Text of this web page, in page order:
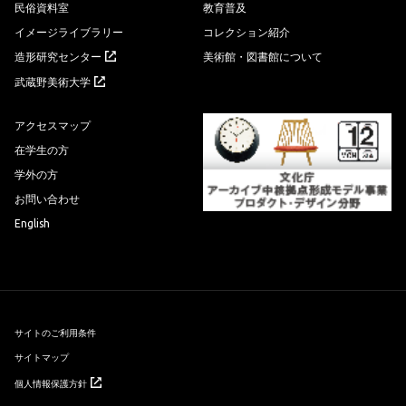
民俗資料室
イメージライブラリー
造形研究センター
武蔵野美術大学
教育普及
コレクション紹介
美術館・図書館について
アクセスマップ
在学生の方
学外の方
お問い合わせ
English
サイトのご利用条件
サイトマップ
個人情報保護方針